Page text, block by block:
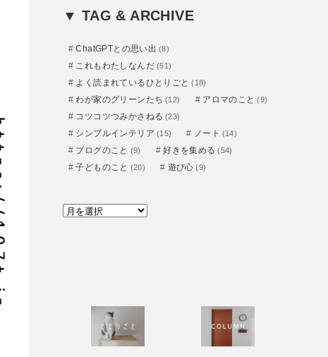
リ
▼ TAG & ARCHIVE
ChatGPTとの思い出 (8)
これもわたしなんだ (51)
よく読まれているひとりごと (18)
わが家のグリーンたち (12) アロマのこと (9)
コツコツつみかさねる (23)
シンプルインテリア (15) ノート (14)
ブログのこと (9) 好きを集める (54)
子どものこと (20) 遊び心 (9)
ア